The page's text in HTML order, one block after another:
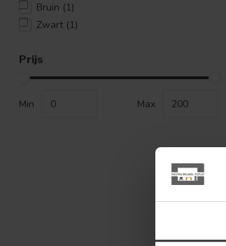
Bruin (1)
Zwart (1)
Prijs
Min Max